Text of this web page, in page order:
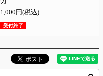
1,000円(税込)
受付終了